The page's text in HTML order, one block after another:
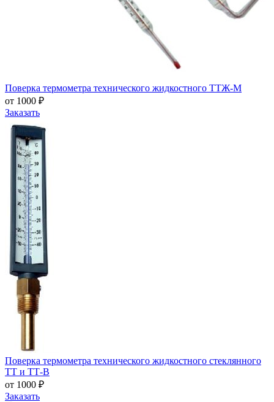
Поверка термометра технического жидкостного ТТЖ-М
от 1000 ₽
Заказать
Поверка термометра технического жидкостного стеклянного
ТТ и ТТ-В
от 1000 ₽
Заказать